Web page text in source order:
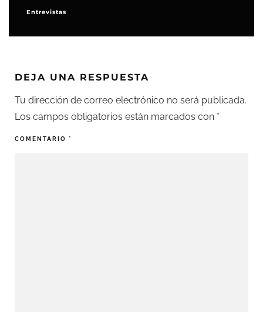
DEJA UNA RESPUESTA
Tu dirección de correo electrónico no será publicada.
Los campos obligatorios están marcados con *
COMENTARIO *